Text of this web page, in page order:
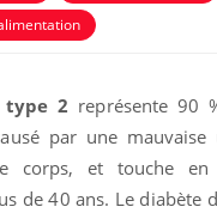
2 représente 90
par une
corps, et touche
de 40 ans. Le diabète